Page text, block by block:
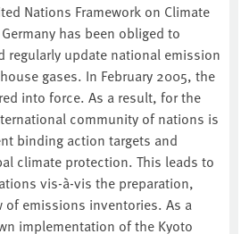
Nations Framework on Climate
has been obliged to
regularly update national emission
gases. In February 2005, the
into force. As a result, for the
community of nations is
binding action targets and
climate protection. This leads to
vis-à-vis the preparation,
of emissions inventories. As a
implementation of the Kyoto